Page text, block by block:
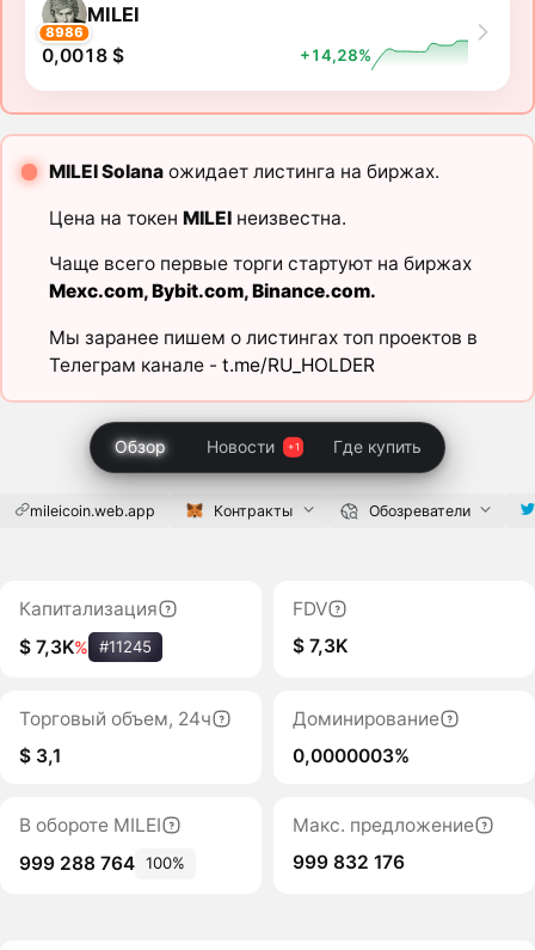
8986
MILEI
0,0018 $ +14,28%
MILEI Solanaожидает листинга на биржах.
Цена на токен MILEIнеизвестна.
Чаще всего первые торги стартуют на биржах
Mexc.com,Bybit.com,Binance.com.
Мы заранее пишем о листингах топ проектов в
Телеграм канале - t.me/RU_HOLDER
Обзор Новости Где купить
mileicoin.web.app Контракты Обозреватели
Капитализация
$ 7,3K% #11245
FDV
$ 7,3K
Торговый объем, 24ч
$ 3,1
Доминирование
0,0000003%
В обороте MILEI
999 288 764 100%
Макс. предложение
999 832 176